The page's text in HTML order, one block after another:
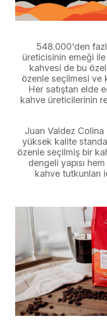
548.000'den
üreticisinin emeği
kahvesi de bu
özenle seçilmesi ve
Her satıştan elde
kahve üreticilerinin
Juan Valdez Colina
yüksek kalite
özenle seçilmiş bir
dengeli yapısı
kahve tutkunları